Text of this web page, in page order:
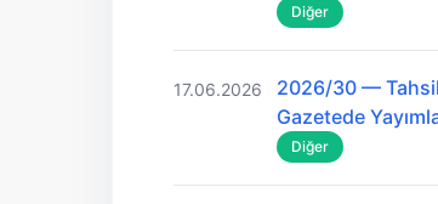
Diğer
17.06.2026
2026/30 —
Gazetede
Diğer